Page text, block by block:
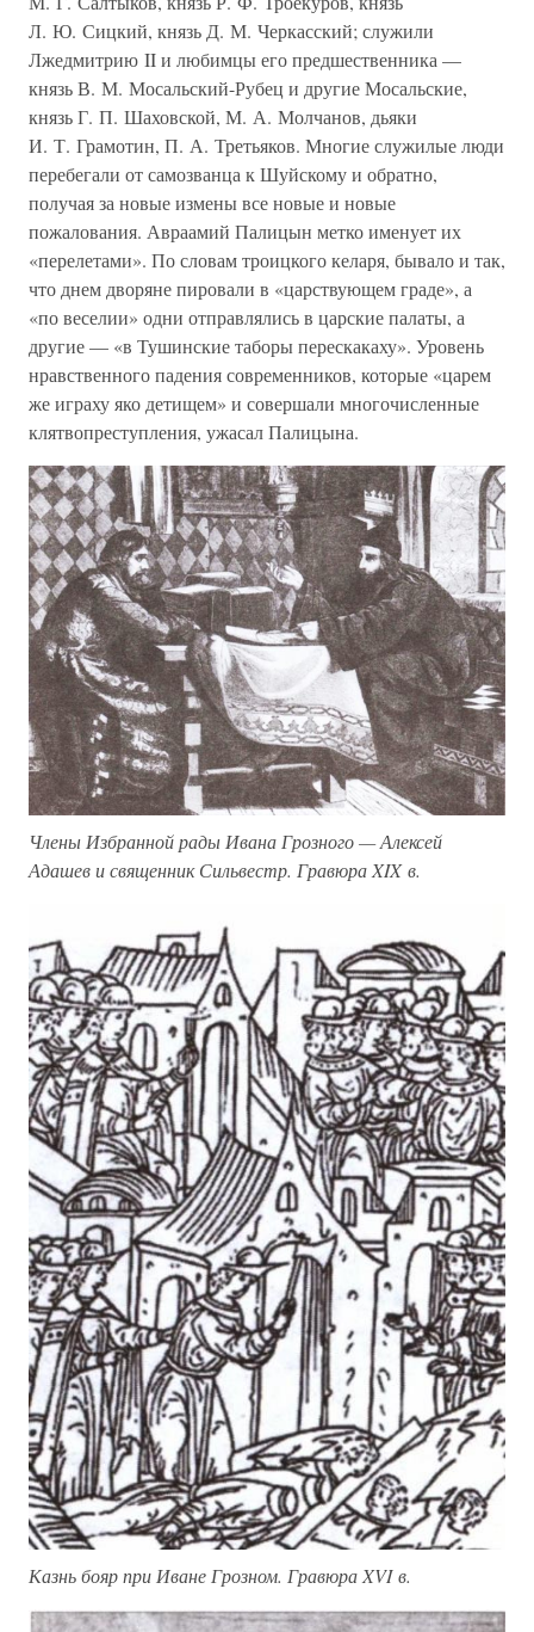
Л. Ю. Сицкий, князь Д. М. Черкасский; служили
Лжедмитрию II и любимцы его предшественника —
князь В. М. Мосальский-Рубец и другие Мосальские,
князь Г. П. Шаховской, М. А. Молчанов, дьяки
И. Т. Грамотин, П. А. Третьяков. Многие служилые люди
перебегали от самозванца к Шуйскому и обратно,
получая за новые измены все новые и новые
пожалования. Авраамий Палицын метко именует их
«перелетами». По словам троицкого келаря, бывало и так,
что днем дворяне пировали в «царствующем граде», а
«по веселии» одни отправлялись в царские палаты, а
другие — «в Тушинские таборы перескакаху». Уровень
нравственного падения современников, которые «царем
же играху яко детищем» и совершали многочисленные
клятвопреступления, ужасал Палицына.
Члены Избранной рады Ивана Грозного — Алексей
Адашев и священник Сильвестр. Гравюра XIX в.
Казнь бояр при Иване Грозном. Гравюра XVI в.